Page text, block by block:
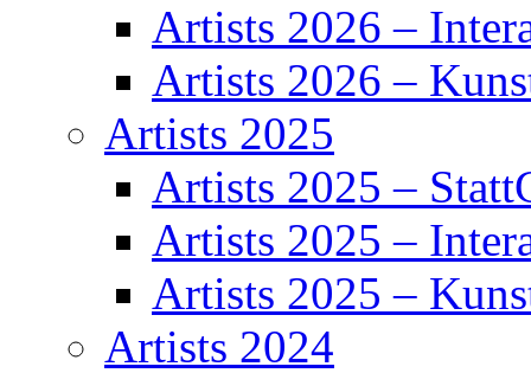
Artists 2026 –
Artists 2026 –
Artists 2025
Artists 2025 –
Artists 2025 –
Artists 2025 –
Artists 2024